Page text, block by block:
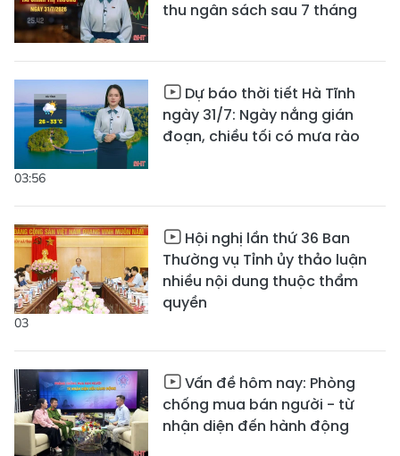
thu ngân sách sau 7 tháng
03:56
Dự báo thời tiết Hà Tĩnh
ngày 31/7: Ngày nắng gián
đoạn, chiều tối có mưa rào
03
Hội nghị lần thứ 36 Ban
Thường vụ Tỉnh ủy thảo luận
nhiều nội dung thuộc thẩm
quyền
Vấn đề hôm nay: Phòng
chống mua bán người - từ
nhận diện đến hành động